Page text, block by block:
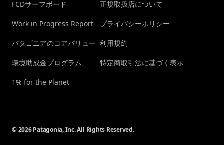
FCDサーフボード
Work in Progress Report
パタゴニアのコアバリュー
環境助成金プログラム
1% for the Planet
正規取扱店について
プライバシーポリシー
利用規約
特定商取引法に基づく表示
© 2026 Patagonia, Inc. All Rights Reserved.